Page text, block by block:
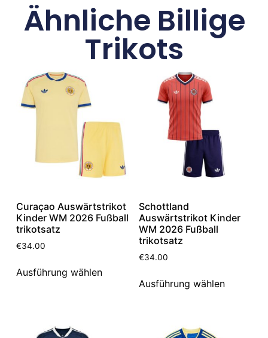
Ähnliche Billige
Trikots
Curaçao Auswärtstrikot
Kinder WM 2026 Fußball
trikotsatz
€34.00
Ausführung wählen
Schottland
Auswärtstrikot Kinder
WM 2026 Fußball
trikotsatz
€34.00
Ausführung wählen